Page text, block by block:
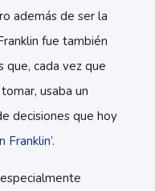
además de ser la
fue también
que, cada vez que
usaba un
decisiones que hoy
Franklin’.